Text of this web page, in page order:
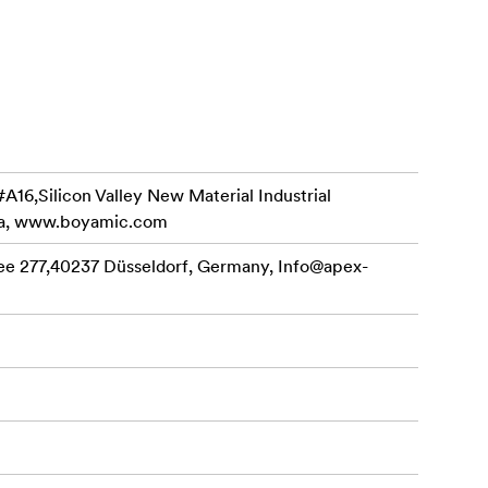
като
се
Valley New Material Industrial
www.boyamic.com
277,40237 Düsseldorf, Germany, Info@apex-